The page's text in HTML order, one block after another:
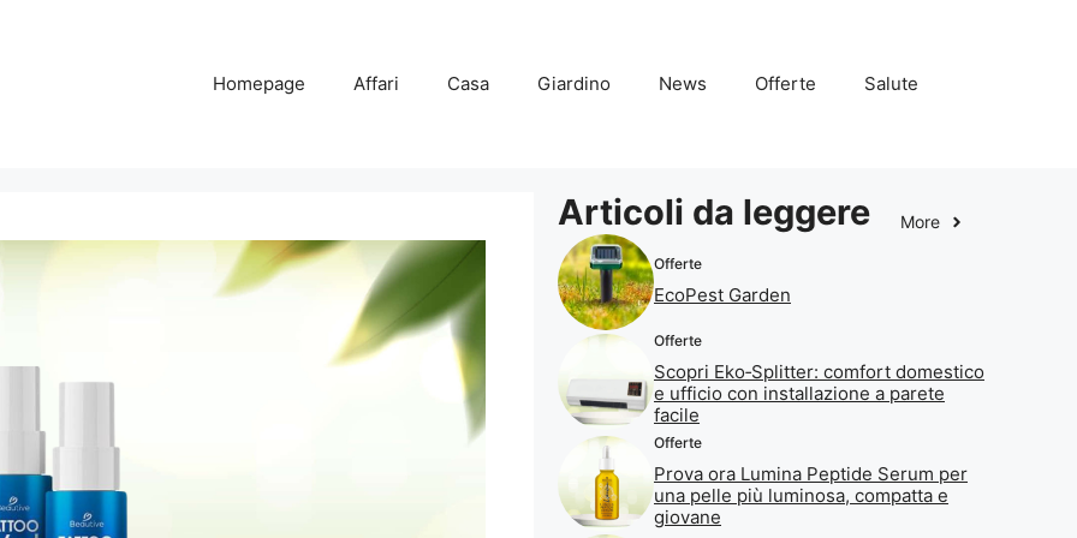
Homepage Affari Casa Giardino News Offerte Salute
Articoli da leggere More
Offerte
EcoPest Garden
Offerte
Scopri Eko‑Splitter: comfort domestico
e ufficio con installazione a parete
facile
Offerte
Prova ora Lumina Peptide Serum per
una pelle più luminosa, compatta e
giovane